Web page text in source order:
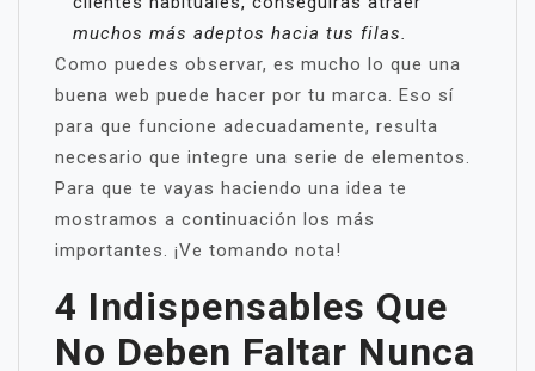
muchos más adeptos hacia tus filas.
Como puedes observar, es mucho lo que una
buena web puede hacer por tu marca. Eso sí
para que funcione adecuadamente, resulta
necesario que integre una serie de elementos.
Para que te vayas haciendo una idea te
mostramos a continuación los más
importantes. ¡Ve tomando nota!
4 Indispensables Que
No Deben Faltar Nunca